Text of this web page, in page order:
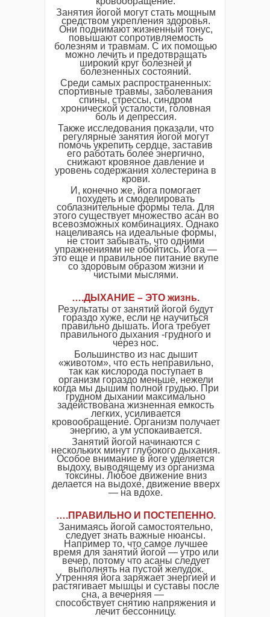
Занятия йогой могут стать мощным
средством укрепления здоровья.
Они поднимают жизненный тонус,
повышают сопротивляемость
болезням и травмам. С их помощью
можно лечить и предотвращать
широкий круг болезней и
болезненных состояний.
Среди самых распространенных:
спортивные травмы, заболевания
спины, стрессы, синдром
хронической усталости, головная
боль и депрессия.
Также исследования показали, что
регулярные занятия йогой могут
помочь укрепить сердце, заставив
его работать более энергично,
снижают кровяное давление и
уровень содержания холестерина в
крови.
И, конечно же, йога помогает
похудеть и смоделировать
соблазнительные формы тела. Для
этого существует множество асан во
всевозможных комбинациях. Однако
нацеливаясь на идеальные формы,
не стоит забывать, что одними
упражнениями не обойтись. Йога —
это еще и правильное питание вкупе
со здоровым образом жизни и
чистыми мыслями.
….ДЫХАНИЕ – ЭТО жизнь.
Результаты от занятий йогой будут
гораздо хуже, если не научиться
правильно дышать. Йога требует
правильного дыхания -грудного и
через нос.
Большинство из нас дышит
«животом», что есть неправильно,
так как кислорода поступает в
организм гораздо меньше, нежели
когда мы дышим полной грудью. При
грудном дыхании максимально
задействована жизненная емкость
легких, усиливается
кровообращение. Организм получает
энергию, а ум успокаивается.
Занятий йогой начинаются с
нескольких минут глубокого дыхания.
Особое внимание в йоге уделяется
выдоху, выводящему из организма
токсины. Любое движение вниз
делается на выдохе, движение вверх
— на вдохе.
….ПРАВИЛЬНО И ПОСТЕПЕННО.
Занимаясь йогой самостоятельно,
следует знать важные нюансы.
Например то, что самое лучшее
время для занятий йогой — утро или
вечер, потому что асаны следует
выполнять на пустой желудок.
Утренняя йога заряжает энергией и
растягивает мышцы и суставы после
сна, а вечерняя —
способствует снятию напряжения и
лечит бессонницу.